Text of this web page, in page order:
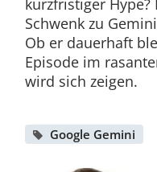
Schwenk zu
Ob er dauerhaft
Episode im
wird sich zeigen.
Google Gemini